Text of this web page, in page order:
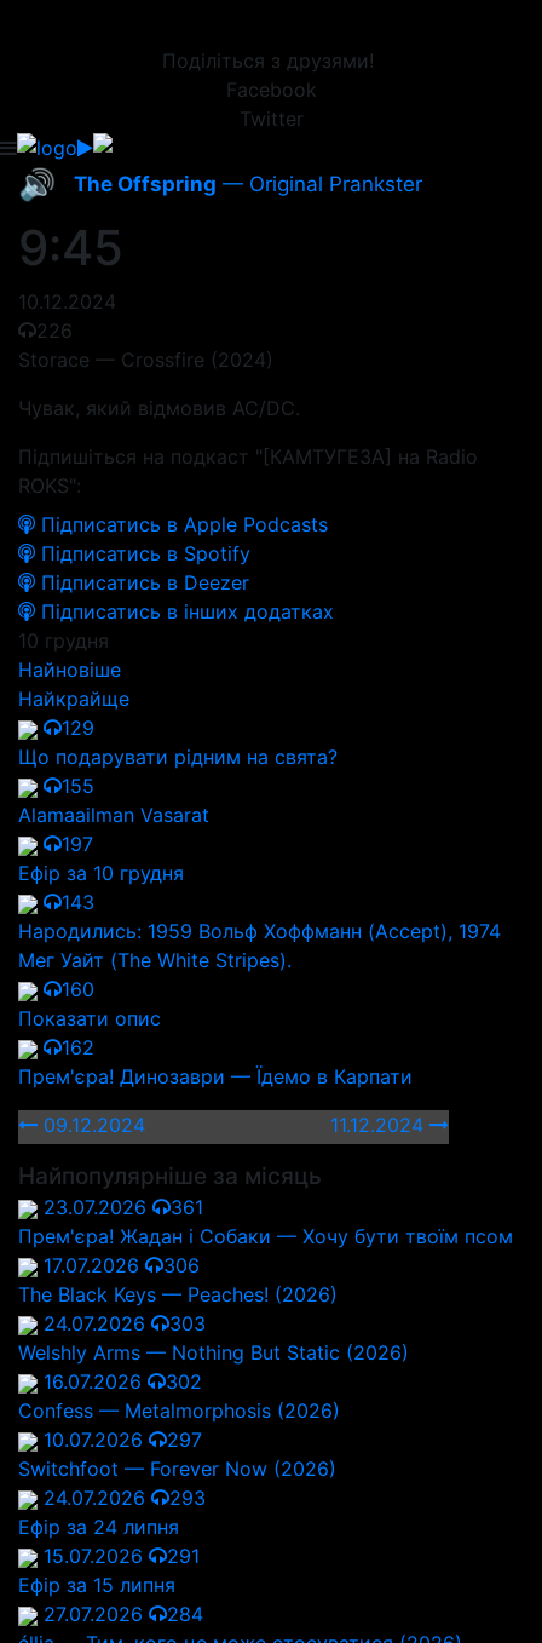
Поділіться з друзями!
Facebook
Twitter
🔊 The Offspring — Original Prankster
9:45
10.12.2024
226
Storace — Crossfire (2024)
Чувак, який відмовив AC/DC.
Підпишіться на подкаст "[КАМТУГЕЗА] на Radio
ROKS":
Підписатись в Apple Podcasts
Підписатись в Spotify
Підписатись в Deezer
Підписатись в інших додатках
10 грудня
Найновіше
Найкрайще
129
Що подарувати рідним на свята?
155
Alamaailman Vasarat
197
Ефір за 10 грудня
143
Народились: 1959 Вольф Хоффманн (Accept), 1974
Мег Уайт (The White Stripes).
160
Показати опис
162
Прем'єра! Динозаври — Їдемо в Карпати
09.12.2024
11.12.2024
Найпопулярніше за місяць
23.07.2026
361
Прем'єра! Жадан і Собаки — Хочу бути твоїм псом
17.07.2026
306
The Black Keys — Peaches! (2026)
24.07.2026
303
Welshly Arms — Nothing But Static (2026)
16.07.2026
302
Confess — Metalmorphosis (2026)
10.07.2026
297
Switchfoot — Forever Now (2026)
24.07.2026
293
Ефір за 24 липня
15.07.2026
291
Ефір за 15 липня
27.07.2026
284